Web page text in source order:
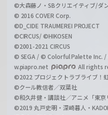
©大森藤ノ・SBクリエイティブ/ダ
© 2016 COVER Corp.
©D_CIDE TRAUMEREI PROJECT
©CIRCUS/ ©HIKOSEN
©2001-2021 CIRCUS
© SEGA / © Colorful Palette Inc.
w.piapro.net
All rights
©2022 プロジェクトラブライブ！
©クール教信者／双葉社
©和久井健・講談社／アニメ「東京
©2019 丸戸史明・深崎暮人・